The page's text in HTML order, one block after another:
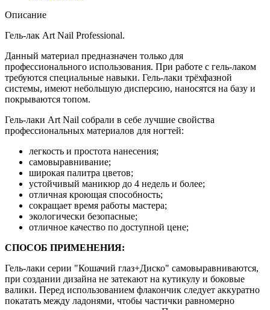
Описание
Гель-лак Art Nail Professional.
Данный материал предназначен только для
профессионального использования. При работе с гель-лаком
требуются специальные навыки. Гель-лаки трёхфазной
системы, имеют небольшую дисперсию, наносятся на базу и
покрываются топом.
Гель-лаки Art Nail собрали в себе лучшие свойства
профессиональных материалов для ногтей:
легкость и простота нанесения;
самовыравнивание;
широкая палитра цветов;
устойчивый маникюр до 4 недель и более;
отличная кроющая способность;
сокращает время работы мастера;
экологически безопасные;
отличное качество по доступной цене;
СПОСОБ ПРИМЕНЕНИЯ:
Гель-лаки серии "Кошачий глаз+Диско" самовыравниваются,
при создании дизайна не затекают на кутикулу и боковые
валики. Перед использованием флакончик следует аккуратно
покатать между ладонями, чтобы частички равномерно